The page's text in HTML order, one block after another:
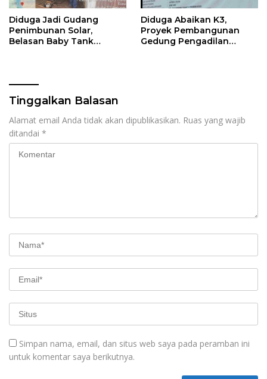
Diduga Jadi Gudang
Penimbunan Solar,
Belasan Baby Tank
Diduga Abaikan K3,
Proyek Pembangunan
Gedung Pengadilan
Tinggalkan Balasan
Alamat email Anda tidak akan dipublikasikan. Ruas yang wajib
ditandai *
Simpan nama, email, dan situs web saya pada peramban ini
untuk komentar saya berikutnya.